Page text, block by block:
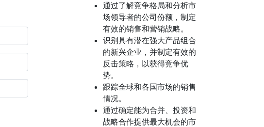
通过了解竞争格局和分析市
场领导者的公司份额，制定
有效的销售和营销战略。
识别具有潜在强大产品组合
的新兴企业，并制定有效的
反击策略，以获得竞争优
势。
跟踪全球和各国市场的销售
情况。
通过确定能为合并、投资和
战略合作提供最大机会的市